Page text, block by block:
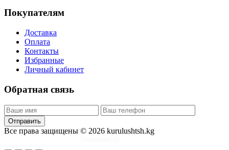
Покупателям
Доставка
Оплата
Контакты
Избранные
Личный кабинет
Обратная связь
Отправить
Все права защищены © 2026 kurulushtsh.kg